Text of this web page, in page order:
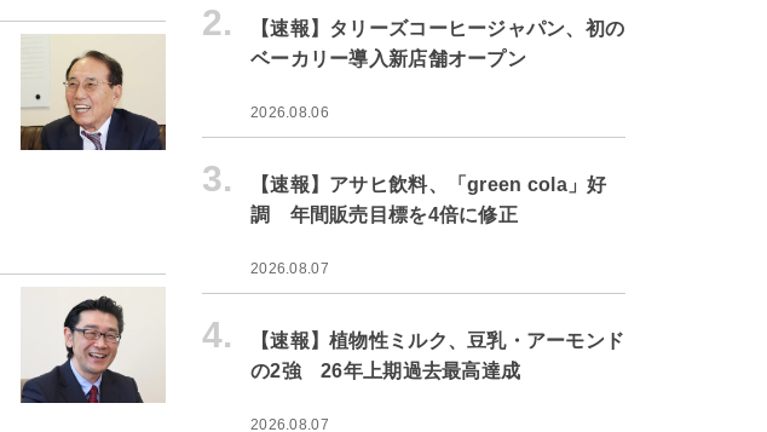
2.
【速報】タリーズコーヒージャパン、初の
ベーカリー導入新店舗オープン
2026.08.06
3.
【速報】アサヒ飲料、「green cola」好
調 年間販売目標を4倍に修正
2026.08.07
4.
【速報】植物性ミルク、豆乳・アーモンド
の2強 26年上期過去最高達成
2026.08.07